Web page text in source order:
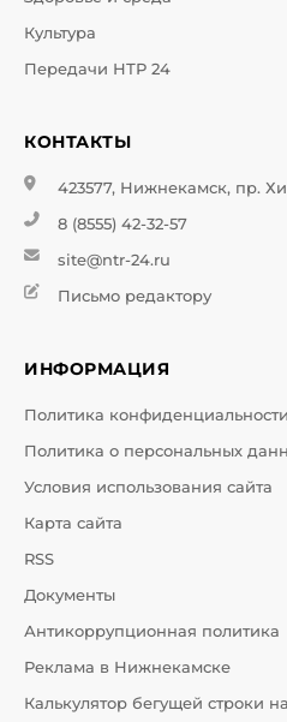
Культура
Передачи НТР 24
КОНТАКТЫ
423577, Нижнекамск, пр.
8 (8555) 42-32-57
site@ntr-24.ru
Письмо редактору
ИНФОРМАЦИЯ
Политика конфиденциальности
Политика о персональных
Условия использования сайта
Карта сайта
RSS
Документы
Антикоррупционная политика
Реклама в Нижнекамске
Калькулятор бегущей строки